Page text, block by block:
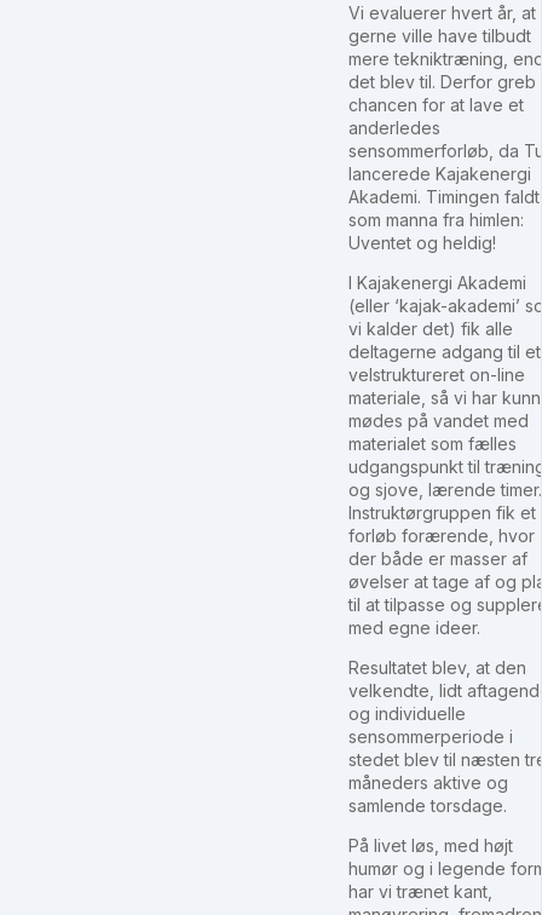
Vi evaluerer hvert år, at
gerne ville have tilbudt
mere tekniktræning,
det blev til. Derfor greb
chancen for at lave et
anderledes
sensommerforløb, da
lancerede Kajakenergi
Akademi. Timingen faldt
som manna fra himlen:
Uventet og heldig!
I Kajakenergi Akademi
(eller ‘kajak-akademi’
vi kalder det) fik alle
deltagerne adgang til et
velstruktureret on-line
materiale, så vi har
mødes på vandet med
materialet som fælles
udgangspunkt til
og sjove, lærende timer.
Instruktørgruppen fik et
forløb forærende, hvor
der både er masser af
øvelser at tage af og
til at tilpasse og
med egne ideer.
Resultatet blev, at den
velkendte, lidt
og individuelle
sensommerperiode i
stedet blev til næsten
måneders aktive og
samlende torsdage.
På livet løs, med højt
humør og i legende
har vi trænet kant,